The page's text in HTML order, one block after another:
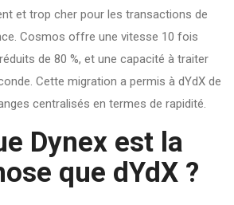
et trop cher pour les transactions de
Cosmos offre une vitesse 10 fois
de 80 %, et une capacité à traiter
Cette migration a permis à dYdX de
centralisés en termes de rapidité.
Dynex est la
que dYdX ?